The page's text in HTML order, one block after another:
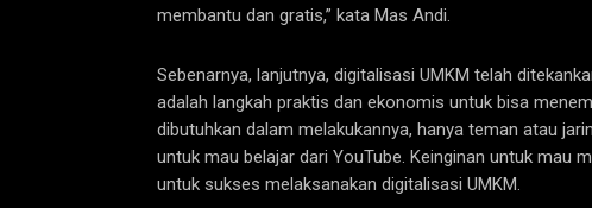
membantu dan gratis,” kata Mas Andi.
Sebenarnya, lanjutnya, digitalisasi UMKM telah
adalah langkah praktis dan ekonomis untuk bisa
dibutuhkan dalam melakukannya, hanya teman atau
untuk mau belajar dari YouTube. Keinginan untuk mau
untuk sukses melaksanakan digitalisasi UMKM.